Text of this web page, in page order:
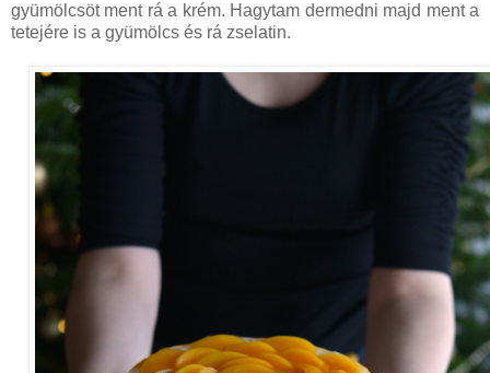
gyümölcsöt ment rá a krém. Hagytam dermedni majd ment a
tetejére is a gyümölcs és rá zselatin.